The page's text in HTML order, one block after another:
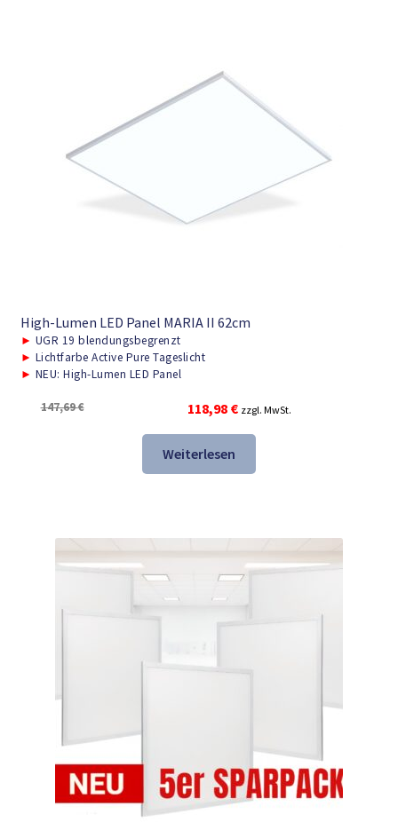
High-Lumen LED Panel MARIA II 62cm
► UGR 19 blendungsbegrenzt
► Lichtfarbe Active Pure Tageslicht
► NEU: High-Lumen LED Panel
147,69€
Ursprünglicher
Preis
war:
147,69 €
118,98 €Aktueller
Preis
118,98 €.
zzgl. MwSt.
Weiterlesen